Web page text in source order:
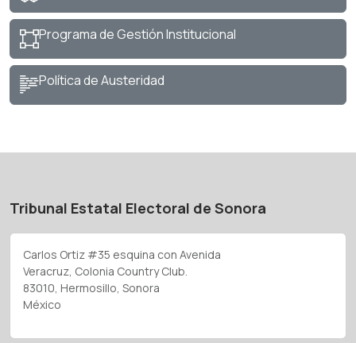
Programa de Gestión Institucional
Política de Austeridad
Tribunal Estatal Electoral de Sonora
Carlos Ortiz #35 esquina con Avenida
Veracruz, Colonia Country Club.
83010, Hermosillo, Sonora
México